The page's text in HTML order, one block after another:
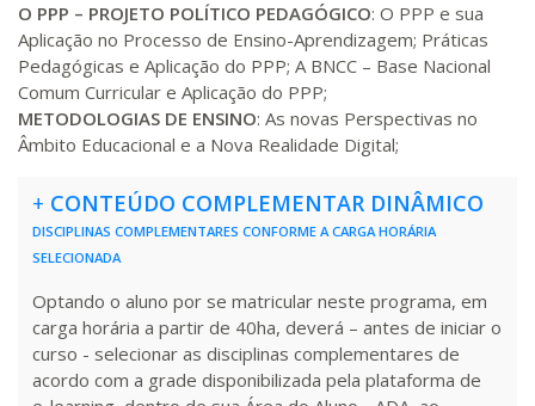
O PPP – PROJETO POLÍTICO PEDAGÓGICO: O PPP e sua
Aplicação no Processo de Ensino-Aprendizagem; Práticas
Pedagógicas e Aplicação do PPP; A BNCC – Base Nacional
Comum Curricular e Aplicação do PPP;
METODOLOGIAS DE ENSINO: As novas Perspectivas no
Âmbito Educacional e a Nova Realidade Digital;
+ CONTEÚDO COMPLEMENTAR DINÂMICO
DISCIPLINAS COMPLEMENTARES CONFORME A CARGA HORÁRIA
SELECIONADA
Optando o aluno por se matricular neste programa, em
carga horária a partir de 40ha, deverá – antes de iniciar o
curso - selecionar as disciplinas complementares de
acordo com a grade disponibilizada pela plataforma de